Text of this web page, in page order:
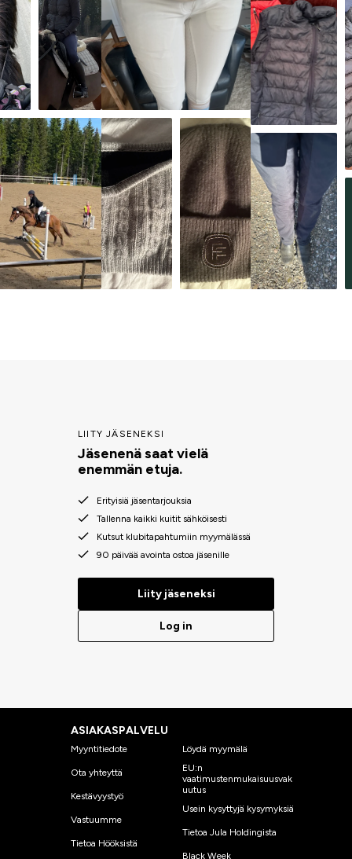
LIITY JÄSENEKSI
Jäsenenä saat vielä
enemmän etuja.
Erityisiä jäsentarjouksia
Tallenna kaikki kuitit sähköisesti
Kutsut klubitapahtumiin myymälässä
90 päivää avointa ostoa jäsenille
Liity jäseneksi
Log in
ASIAKASPALVELU
Myyntitiedote
Ota yhteyttä
Kestävyystyö
Vastuumme
Tietoa Hööksistä
Löydä myymälä
EU:n
vaatimustenmukaisuusvak
uutus
Usein kysyttyjä kysymyksiä
Tietoa Jula Holdingista
Black Week